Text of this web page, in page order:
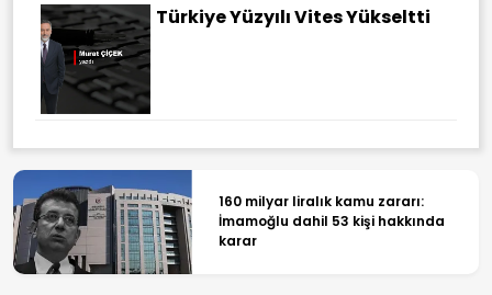
Türkiye Yüzyılı Vites Yükseltti
160 milyar liralık kamu zararı:
İmamoğlu dahil 53 kişi hakkında
karar